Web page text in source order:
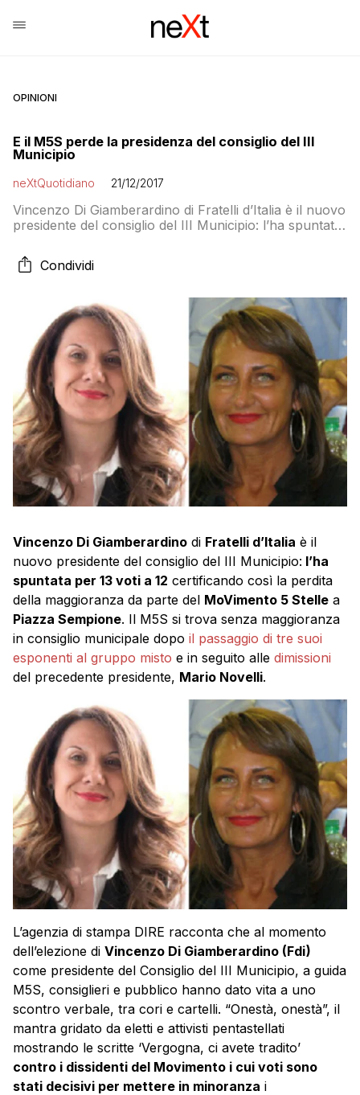
OPINIONI
E il M5S perde la presidenza del consiglio del III
Municipio
neXtQuotidiano 21/12/2017
Vincenzo Di Giamberardino di Fratelli d’Italia è il nuovo
presidente del consiglio del III Municipio: l’ha spuntata
maggioranza da parte del MoVimento 5 Stelle a Piazza
Sempione. Il M5S si trova senza maggioranza in
esponenti al gruppo […]
Condividi
Vincenzo Di Giamberardino di Fratelli d’Italia è il
nuovo presidente del consiglio del III Municipio: l’ha
spuntata per 13 voti a 12 certificando così la perdita
della maggioranza da parte del MoVimento 5 Stelle a
Piazza Sempione. Il M5S si trova senza maggioranza
in consiglio municipale dopo il passaggio di tre suoi
esponenti al gruppo misto e in seguito alle dimissioni
del precedente presidente, Mario Novelli.
L’agenzia di stampa DIRE racconta che al momento
dell’elezione di Vincenzo Di Giamberardino (Fdi)
come presidente del Consiglio del III Municipio, a guida
M5S, consiglieri e pubblico hanno dato vita a uno
scontro verbale, tra cori e cartelli. “Onestà, onestà”, il
mantra gridato da eletti e attivisti pentastellati
mostrando le scritte ‘Vergogna, ci avete tradito’
contro i dissidenti del Movimento i cui voti sono
stati decisivi per mettere in minoranza i